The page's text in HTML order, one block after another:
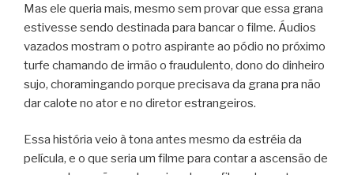
Mas ele queria mais, mesmo sem provar que essa grana
estivesse sendo destinada para bancar o filme. Áudios
vazados mostram o potro aspirante ao pódio no próximo
turfe chamando de irmão o fraudulento, dono do dinheiro
sujo, choramingando porque precisava da grana pra não
dar calote no ator e no diretor estrangeiros.
Essa história veio à tona antes mesmo da estréia da
película, e o que seria um filme para contar a ascensão de